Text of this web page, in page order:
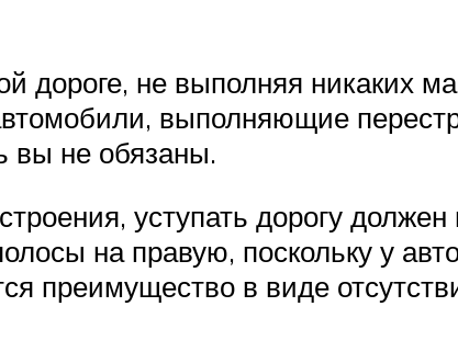
дороге, не выполняя никаких
выполняющие
вы не обязаны.
уступать дорогу должен
на правую, поскольку у
преимущество в виде